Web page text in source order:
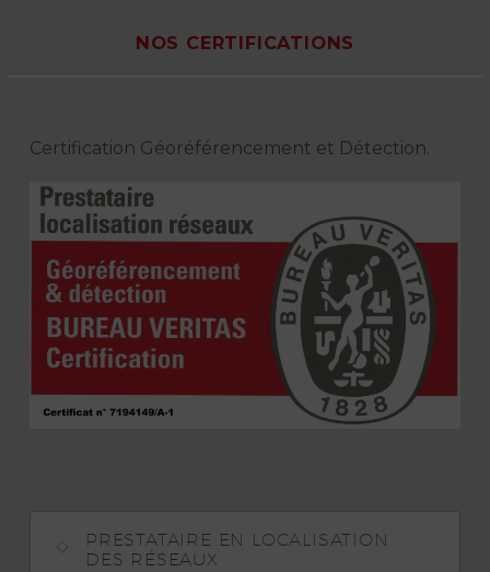
NOS CERTIFICATIONS
Certification Géoréférencement et Détection.
PRESTATAIRE EN LOCALISATION
DES RÉSEAUX